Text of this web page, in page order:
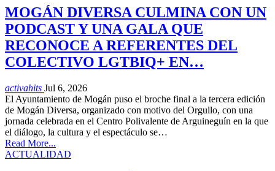
MOGÁN DIVERSA CULMINA CON UN
PODCAST Y UNA GALA QUE
RECONOCE A REFERENTES DEL
COLECTIVO LGTBIQ+ EN…
activahits Jul 6, 2026
El Ayuntamiento de Mogán puso el broche final a la tercera edición
de Mogán Diversa, organizado con motivo del Orgullo, con una
jornada celebrada en el Centro Polivalente de Arguineguín en la que
el diálogo, la cultura y el espectáculo se…
Read More...
ACTUALIDAD